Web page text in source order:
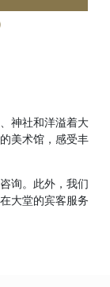
神社和洋溢着大
美术馆，感受丰
询。此外，我们
大堂的宾客服务